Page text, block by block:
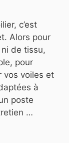
c’est
Alors pour
de tissu,
pour
vos voiles et
à
poste
…